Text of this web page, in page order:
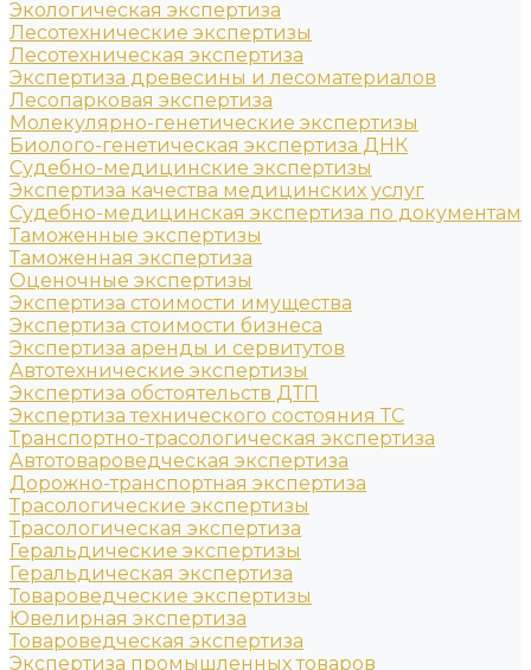
Экологическая экспертиза
Лесотехнические экспертизы
Лесотехническая экспертиза
Экспертиза древесины и лесоматериалов
Лесопарковая экспертиза
Молекулярно-генетические экспертизы
Биолого-генетическая экспертиза ДНК
Судебно-медицинские экспертизы
Экспертиза качества медицинских услуг
Судебно-медицинская экспертиза по документам
Таможенные экспертизы
Таможенная экспертиза
Оценочные экспертизы
Экспертиза стоимости имущества
Экспертиза стоимости бизнеса
Экспертиза аренды и сервитутов
Автотехнические экспертизы
Экспертиза обстоятельств ДТП
Экспертиза технического состояния ТС
Транспортно-трасологическая экспертиза
Автотовароведческая экспертиза
Дорожно-транспортная экспертиза
Трасологические экспертизы
Трасологическая экспертиза
Геральдические экспертизы
Геральдическая экспертиза
Товароведческие экспертизы
Ювелирная экспертиза
Товароведческая экспертиза
Экспертиза промышленных товаров